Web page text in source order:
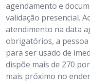
agendamento e
validação presencial.
atendimento na data
obrigatórios, a
para ser usado de
dispõe mais de 270
mais próximo no